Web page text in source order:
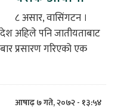
८ असार, वासिंगटन ।
अहिले पनि जातीयताबाट
प्रसारण गरिएको एक
आषाढ़ ७ गते, २०७२ - १३:५४